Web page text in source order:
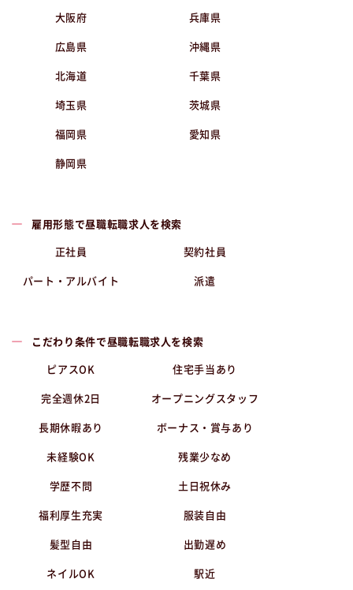
大阪府 兵庫県
広島県 沖縄県
北海道 千葉県
埼玉県 茨城県
福岡県 愛知県
静岡県
雇用形態で昼職転職求人を検索
正社員 契約社員
パート・アルバイト 派遣
こだわり条件で昼職転職求人を検索
ピアスOK 住宅手当あり
完全週休2日 オープニングスタッフ
長期休暇あり ボーナス・賞与あり
未経験OK 残業少なめ
学歴不問 土日祝休み
福利厚生充実 服装自由
髪型自由 出勤遅め
ネイルOK 駅近